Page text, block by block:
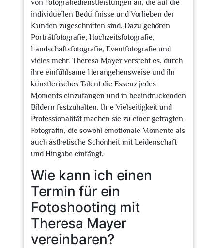
von Fotografiedienstleistungen an, die auf die
individuellen Bedürfnisse und Vorlieben der
Kunden zugeschnitten sind. Dazu gehören
Porträtfotografie, Hochzeitsfotografie,
Landschaftsfotografie, Eventfotografie und
vieles mehr. Theresa Mayer versteht es, durch
ihre einfühlsame Herangehensweise und ihr
künstlerisches Talent die Essenz jedes
Moments einzufangen und in beeindruckenden
Bildern festzuhalten. Ihre Vielseitigkeit und
Professionalität machen sie zu einer gefragten
Fotografin, die sowohl emotionale Momente als
auch ästhetische Schönheit mit Leidenschaft
und Hingabe einfängt.
Wie kann ich einen
Termin für ein
Fotoshooting mit
Theresa Mayer
vereinbaren?